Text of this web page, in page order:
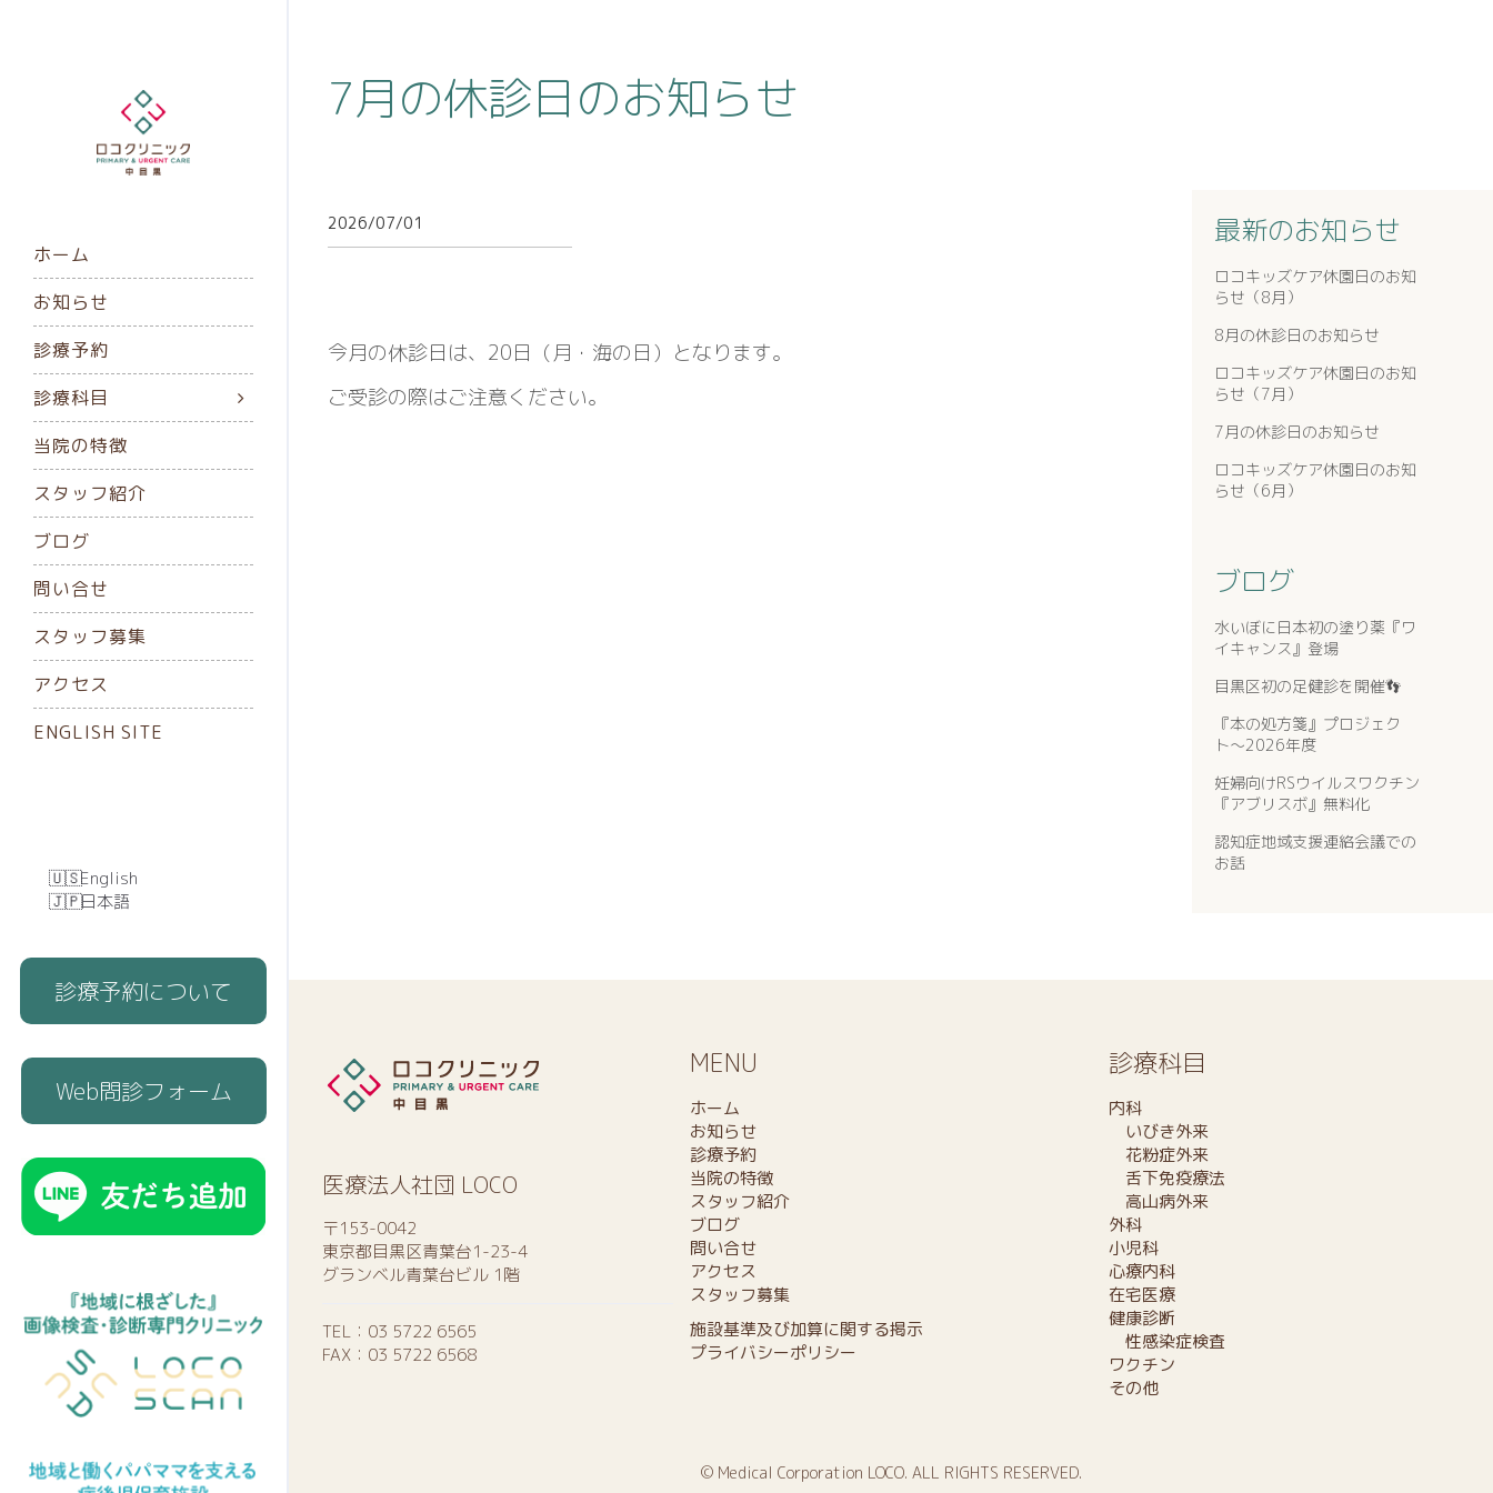
ホーム
お知らせ
診療予約
診療科目
当院の特徴
スタッフ紹介
ブログ
問い合せ
スタッフ募集
アクセス
ENGLISH SITE
English
日本語
診療予約について
Web問診フォーム
7月の休診日のお知らせ
2026/07/01
今月の休診日は、20日（月・海の日）となります。
ご受診の際はご注意ください。
最新のお知らせ
ロコキッズケア休園日のお知
らせ（8月）
8月の休診日のお知らせ
ロコキッズケア休園日のお知
らせ（7月）
7月の休診日のお知らせ
ロコキッズケア休園日のお知
らせ（6月）
ブログ
水いぼに日本初の塗り薬『ワ
イキャンス』登場
目黒区初の足健診を開催👣
『本の処方箋』プロジェク
ト〜2026年度
妊婦向けRSウイルスワクチン
『アブリスボ』無料化
認知症地域支援連絡会議での
お話
医療法人社団 LOCO
〒153-0042
東京都目黒区青葉台1-23-4
グランベル青葉台ビル 1階
TEL： 03 5722 6565
FAX：03 5722 6568
MENU
ホーム
お知らせ
診療予約
当院の特徴
スタッフ紹介
ブログ
問い合せ
アクセス
スタッフ募集
施設基準及び加算に関する掲示
プライバシーポリシー
診療科目
内科
いびき外来
花粉症外来
舌下免疫療法
高山病外来
外科
小児科
心療内科
在宅医療
健康診断
性感染症検査
ワクチン
その他
© Medical Corporation LOCO. ALL RIGHTS RESERVED.